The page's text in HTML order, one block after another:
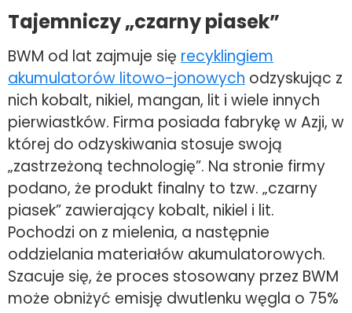
Tajemniczy „czarny piasek”
BWM od lat zajmuje się recyklingiem
akumulatorów litowo-jonowych odzyskując z
nich kobalt, nikiel, mangan, lit i wiele innych
pierwiastków. Firma posiada fabrykę w Azji, w
której do odzyskiwania stosuje swoją
„zastrzeżoną technologię”. Na stronie firmy
podano, że produkt finalny to tzw. „czarny
piasek” zawierający kobalt, nikiel i lit.
Pochodzi on z mielenia, a następnie
oddzielania materiałów akumulatorowych.
Szacuje się, że proces stosowany przez BWM
może obniżyć emisję dwutlenku węgla o 75%